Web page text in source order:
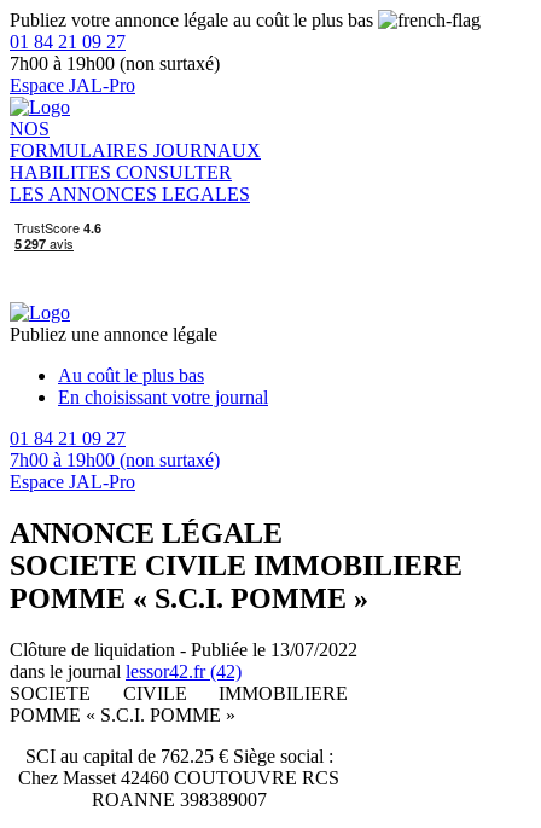
Publiez votre annonce légale au coût le plus bas
01 84 21 09 27
7h00 à 19h00 (non surtaxé)
Espace JAL-Pro
NOS
FORMULAIRES JOURNAUX
HABILITES CONSULTER
LES ANNONCES LEGALES
Publiez une annonce légale
Au coût le plus bas
En choisissant votre journal
01 84 21 09 27
7h00 à 19h00 (non surtaxé)
Espace JAL-Pro
ANNONCE LÉGALE
SOCIETE CIVILE IMMOBILIERE
POMME « S.C.I. POMME »
Clôture de liquidation - Publiée le 13/07/2022
dans le journal lessor42.fr (42)
SOCIETE CIVILE IMMOBILIERE
POMME « S.C.I. POMME »
SCI au capital de 762.25 € Siège social :
Chez Masset 42460 COUTOUVRE RCS
ROANNE 398389007